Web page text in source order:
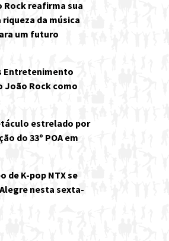
Rock reafirma sua
da música
um futuro
Entretenimento
Rock como
estrelado por
do 33º POA em
de K-pop NTX se
nesta sexta-